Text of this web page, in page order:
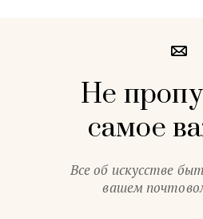
Не
самое
Все об искусстве
вашем